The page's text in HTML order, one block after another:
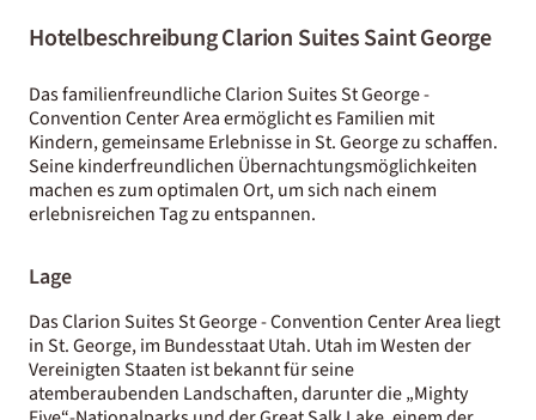
Hotelbeschreibung Clarion Suites Saint George
Das familienfreundliche Clarion Suites St George -
Convention Center Area ermöglicht es Familien mit
Kindern, gemeinsame Erlebnisse in St. George zu schaffen.
Seine kinderfreundlichen Übernachtungsmöglichkeiten
machen es zum optimalen Ort, um sich nach einem
erlebnisreichen Tag zu entspannen.
Lage
Das Clarion Suites St George - Convention Center Area liegt
in St. George, im Bundesstaat Utah. Utah im Westen der
Vereinigten Staaten ist bekannt für seine
atemberaubenden Landschaften, darunter die „Mighty